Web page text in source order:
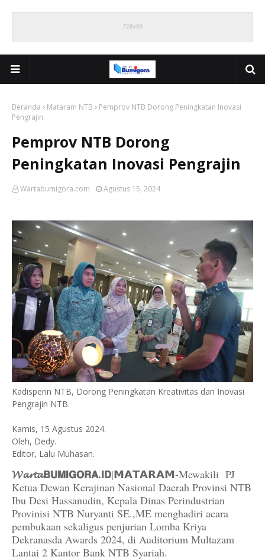
Beranda Mataram NTB
Pemprov NTB Dorong Peningkatan Inovasi
Pengrajin
Pemprov NTB Dorong
Peningkatan Inovasi Pengrajin
Wartabumigora.com Agustus 15, 2024
Kadisperin NTB, Dorong Peningkatan Kreativitas dan Inovasi
Pengrajin NTB.
Kamis, 15 Agustus 2024.
Oleh, Dedy.
Editor, Lalu Muhasan.
𝓦𝓪𝓻𝓽𝓪𝗕𝗨𝗠𝗜𝗚𝗢𝗥𝗔.𝗜𝗗|𝗠𝗔𝗧𝗔𝗥𝗔𝗠-Mewakili PJ
Ketua Dewan Kerajinan Nasional Daerah Provinsi NTB
Ibu Desi Hassanudin, Kepala Dinas Perindustrian
Provinisi NTB Nuryanti SE.,ME menghadiri acara
pembukaan sekaligus penjurian Lomba Kriya
Dekranasda Awards 2024, di Auditorium Multazam
Lantai 2 Kantor Bank NTB Syariah.